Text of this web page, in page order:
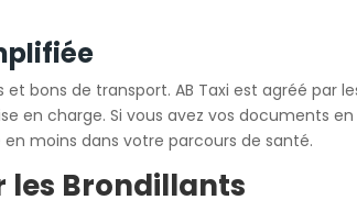
bons de transport. AB Taxi est agréé par
en charge. Si vous avez vos documents
moins dans votre parcours de santé.
les Brondillants